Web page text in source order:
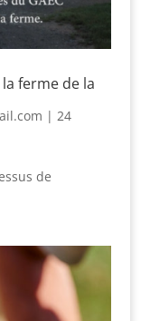
ferme de la
| 24
de